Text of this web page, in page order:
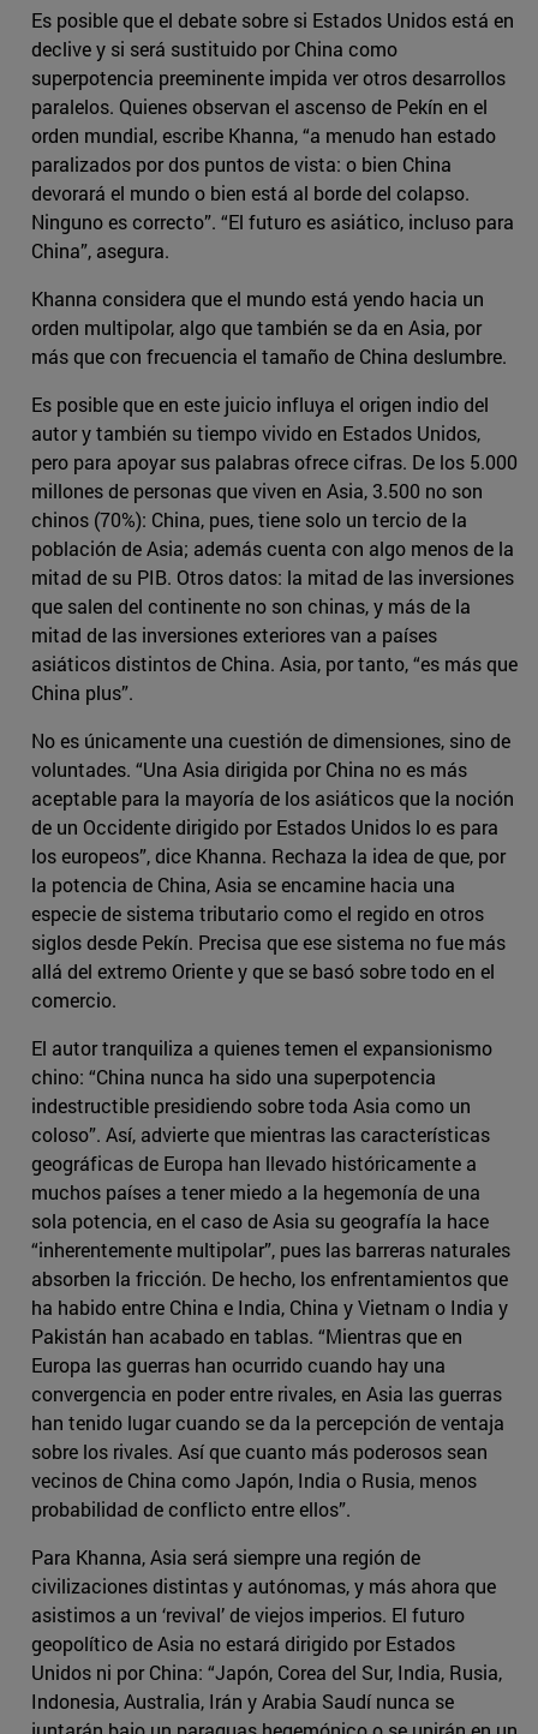
Es posible que el debate sobre si Estados Unidos está en
declive y si será sustituido por China como
superpotencia preeminente impida ver otros desarrollos
paralelos. Quienes observan el ascenso de Pekín en el
orden mundial, escribe Khanna, “a menudo han estado
paralizados por dos puntos de vista: o bien China
devorará el mundo o bien está al borde del colapso.
Ninguno es correcto”. “El futuro es asiático, incluso para
China”, asegura.
Khanna considera que el mundo está yendo hacia un
orden multipolar, algo que también se da en Asia, por
más que con frecuencia el tamaño de China deslumbre.
Es posible que en este juicio influya el origen indio del
autor y también su tiempo vivido en Estados Unidos,
pero para apoyar sus palabras ofrece cifras. De los 5.000
millones de personas que viven en Asia, 3.500 no son
chinos (70%): China, pues, tiene solo un tercio de la
población de Asia; además cuenta con algo menos de la
mitad de su PIB. Otros datos: la mitad de las inversiones
que salen del continente no son chinas, y más de la
mitad de las inversiones exteriores van a países
asiáticos distintos de China. Asia, por tanto, “es más que
China plus”.
No es únicamente una cuestión de dimensiones, sino de
voluntades. “Una Asia dirigida por China no es más
aceptable para la mayoría de los asiáticos que la noción
de un Occidente dirigido por Estados Unidos lo es para
los europeos”, dice Khanna. Rechaza la idea de que, por
la potencia de China, Asia se encamine hacia una
especie de sistema tributario como el regido en otros
siglos desde Pekín. Precisa que ese sistema no fue más
allá del extremo Oriente y que se basó sobre todo en el
comercio.
El autor tranquiliza a quienes temen el expansionismo
chino: “China nunca ha sido una superpotencia
indestructible presidiendo sobre toda Asia como un
coloso”. Así, advierte que mientras las características
geográficas de Europa han llevado históricamente a
muchos países a tener miedo a la hegemonía de una
sola potencia, en el caso de Asia su geografía la hace
“inherentemente multipolar”, pues las barreras naturales
absorben la fricción. De hecho, los enfrentamientos que
ha habido entre China e India, China y Vietnam o India y
Pakistán han acabado en tablas. “Mientras que en
Europa las guerras han ocurrido cuando hay una
convergencia en poder entre rivales, en Asia las guerras
han tenido lugar cuando se da la percepción de ventaja
sobre los rivales. Así que cuanto más poderosos sean
vecinos de China como Japón, India o Rusia, menos
probabilidad de conflicto entre ellos”.
Para Khanna, Asia será siempre una región de
civilizaciones distintas y autónomas, y más ahora que
asistimos a un ‘revival’ de viejos imperios. El futuro
geopolítico de Asia no estará dirigido por Estados
Unidos ni por China: “Japón, Corea del Sur, India, Rusia,
Indonesia, Australia, Irán y Arabia Saudí nunca se